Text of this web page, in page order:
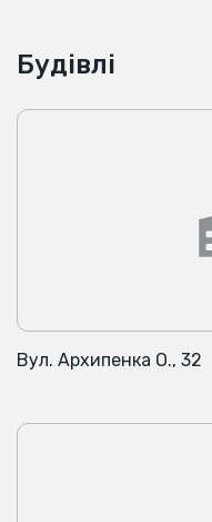
Будівлі
Вул. Архипенка О., 32